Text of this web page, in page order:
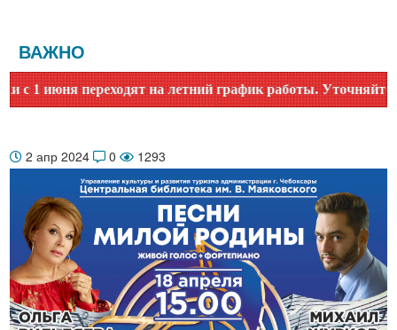
ВАЖНО
на летний график работы. Уточняйте время
2 апр 2024 0 1293